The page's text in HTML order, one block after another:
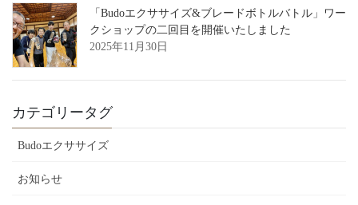
「Budoエクササイズ&ブレードボトルバトル」ワー
クショップの二回目を開催いたしました
2025年11月30日
カテゴリータグ
Budoエクササイズ
お知らせ